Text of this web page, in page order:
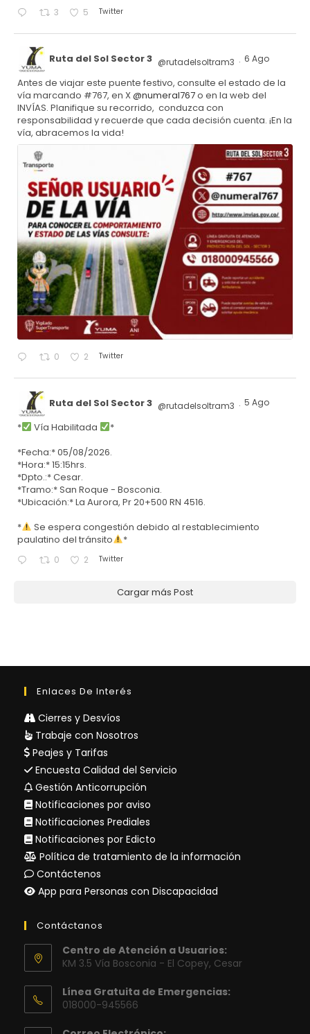
3 5 Twitter
Ruta del Sol Sector 3 @rutadelsoltram3 · 6 Ago
Antes de viajar este puente festivo, consulte el estado de la
vía marcando #767, en X@numeral767o en la web del
INVÍAS. Planifique su recorrido, conduzca con
responsabilidad y recuerde que cada decisión cuenta. ¡En la
vía, abracemos la vida!
0 2 Twitter
Ruta del Sol Sector 3 @rutadelsoltram3 · 5 Ago
* Vía Habilitada
*
*Fecha:* 05/08/2026.
*Hora:* 15:15hrs.
*Dpto.:* Cesar.
*Tramo:* San Roque - Bosconia.
*Ubicación:* La Aurora, Pr 20+500 RN 4516.
*
Se espera congestión debido al restablecimiento
paulatino del tránsito
*
0 2 Twitter
Cargar más Post
Enlaces De Interés
Cierres y Desvíos
Trabaje con Nosotros
Peajes y Tarifas
Encuesta Calidad del Servicio
Gestión Anticorrupción
Notificaciones por aviso
Notificaciones Prediales
Notificaciones por Edicto
Política de tratamiento de la información
Contáctenos
App para Personas con Discapacidad
Contáctanos
Centro de Atención a Usuarios:
KM 3.5 Vía Bosconia - El Copey, Cesar
Línea Gratuita de Emergencias:
018000-945566